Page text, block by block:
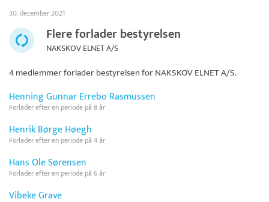
30. december 2021
Flere forlader bestyrelsen
NAKSKOV ELNET A/S
4 medlemmer forlader bestyrelsen forNAKSKOV ELNET A/S.
Henning Gunnar Errebo Rasmussen
Forlader efter en periode på 8 år
Henrik Børge Høegh
Forlader efter en periode på 4 år
Hans Ole Sørensen
Forlader efter en periode på 6 år
Vibeke Grave